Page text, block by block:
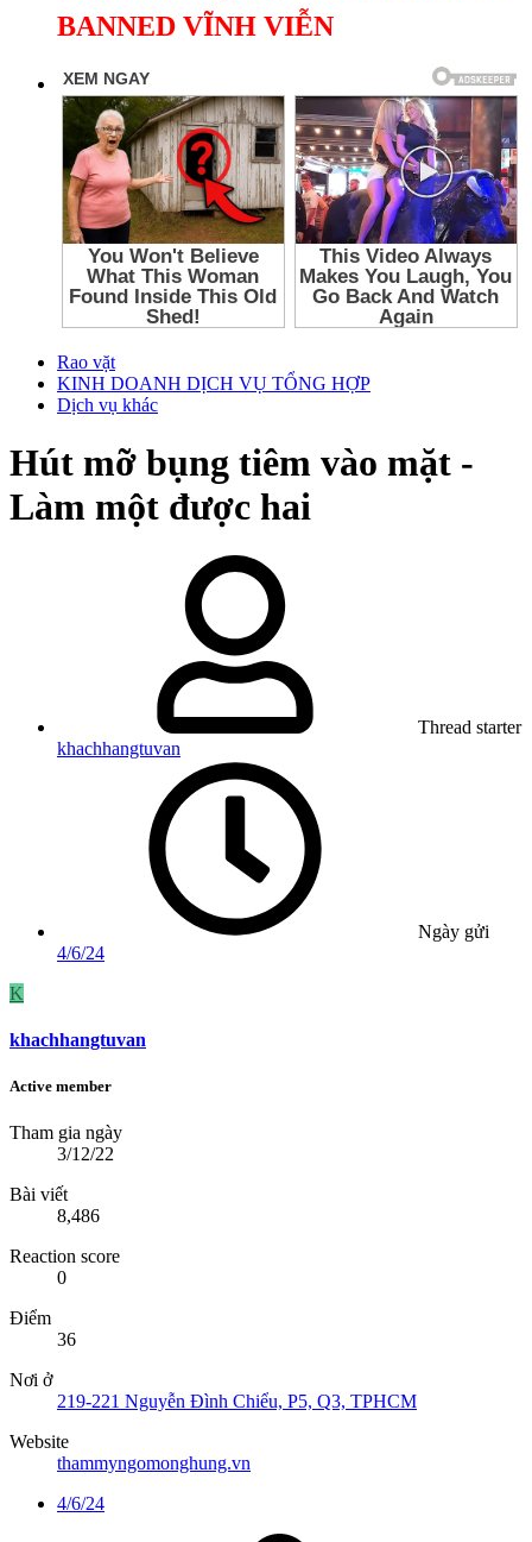
BANNED VĨNH VIỄN
Rao vặt
KINH DOANH DỊCH VỤ TỔNG HỢP
Dịch vụ khác
Hút mỡ bụng tiêm vào mặt -
Làm một được hai
Thread starter
khachhangtuvan
Ngày gửi
4/6/24
K
khachhangtuvan
Active member
Tham gia ngày
3/12/22
Bài viết
8,486
Reaction score
0
Điểm
36
Nơi ở
219-221 Nguyễn Đình Chiểu, P5, Q3, TPHCM
Website
thammyngomonghung.vn
4/6/24